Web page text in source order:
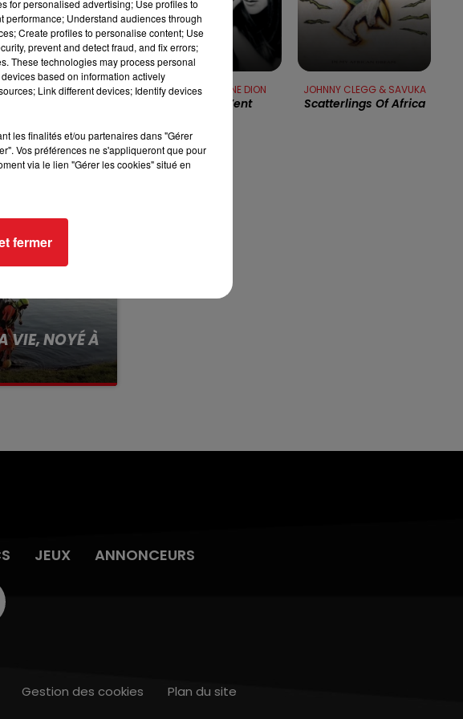
7h00 - 10h00
RDL WEEK-END
été hospitalisée
était en train de
VIE, NOYÉ À
GAROU & CELINE DION
Sous Le Vent
JOHNNY CLEGG & SAVUKA
Scatterlings Of Africa
JEUX ANNONCEURS
Gestion des cookies Plan du site
for personalised advertising; Use profiles to
Understand audiences through
Create profiles to personalise content; Use
prevent and detect fraud, and fix errors;
These technologies may process personal
based on information actively
Link different devices; Identify devices
les finalités et/ou partenaires dans "Gérer
Vos préférences ne s'appliqueront que pour
via le lien "Gérer les cookies" situé en
fermer